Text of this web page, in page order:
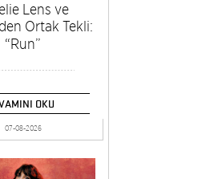
Lens ve
Ortak Tekli:
“Run”
OKU
07-08-2026